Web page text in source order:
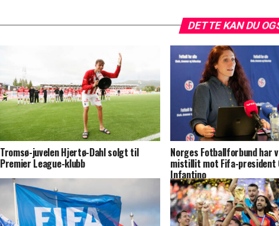
DETTE KAN DU
Tromsø-juvelen Hjertø-Dahl solgt til
Premier League-klubb
Norges Fotballforbund har
mistillit mot Fifa-president
Infantino